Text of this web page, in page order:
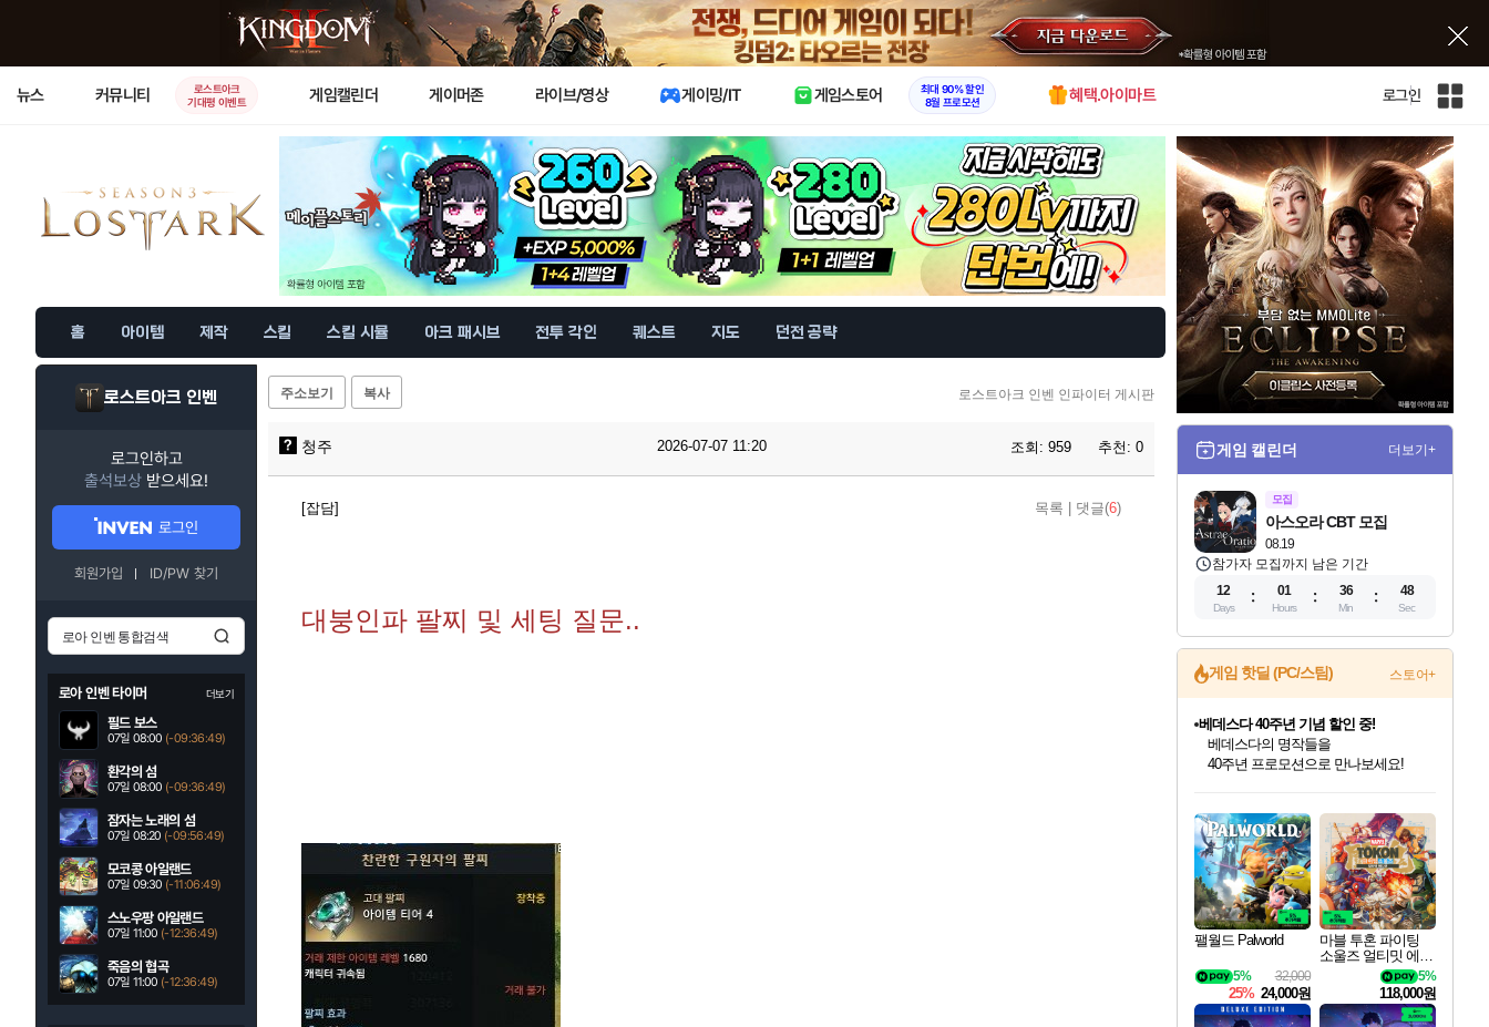
X
뉴스 커뮤니티
로스트아크
기대평 이벤트
게임캘린더 게이머존 라이브/영상 게이밍/IT 게임스토어
최대 90% 할인
8월 프로모션
혜택.아이마트 로그인
인
전
체
사
이
트
맵
홈 아이템 제작 스킬 스킬 시뮬 아크 패시브 전투 각인 퀘스트 지도 던전 공략
로스트아크 인벤
로그인하고
출석보상 받으세요!
로그인
회원가입 ID/PW 찾기
로아 인벤 타이머 더보기
필드 보스
07일 08:00 (-09:36:48)
환각의 섬
07일 08:00 (-09:36:48)
잠자는 노래의 섬
07일 08:20 (-09:56:48)
모코콩 아일랜드
07일 09:30 (-11:06:48)
스노우팡 아일랜드
07일 11:00 (-12:36:48)
죽음의 협곡
07일 11:00 (-12:36:48)
주소보기 복사 로스트아크 인벤 인파이터 게시판
청주 2026-07-07 11:20 조회: 959 추천: 0
[잡담] 목록 댓글(6)
대붕인파 팔찌 및 세팅 질문..
게임 캘린더 더보기+
모집
08.19
아스오라 CBT 모집
참가자 모집까지 남은 기간
12
Days
01
Hours
36
Min
47
Sec
게임 핫딜 (PC/스팀) 스토어+
최대 90% 할인가를 만나보세요!
네이버혜택과 함께 만나보세요!
50%할인&추가 적립까지!
이니&베니 혜택까지!
네이버 혜택가와 함께 예약하세요!
할인&네이버혜택으로 만나보세요!
네이버페이 혜택과 만나보세요!
40주년 프로모션으로 만나보세요!
마블 투혼 파이팅 소울즈 예약 판매 중!
마블 히어로 총 출동&화려한 격투!
네이버 포인트 혜택까지!
할인가에 만나보세요!
일부 에디션 상시 할인!
혜택으로 예약 판매 중
편안하게 충전하세요
팰월드 Palworld
32,000
5%
25% 24,000원
마블 투혼 파이팅
소울즈 얼티밋 에디
션 예약구매 MARV
EL Tokon Fighting S
ouls Ultimate Edition
Pre-Purchase
5%
118,000원